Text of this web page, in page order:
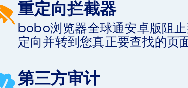
重定向拦截器
bobo浏览器全球通安卓版阻
定向并转到您真正要查找的页
第三方审计